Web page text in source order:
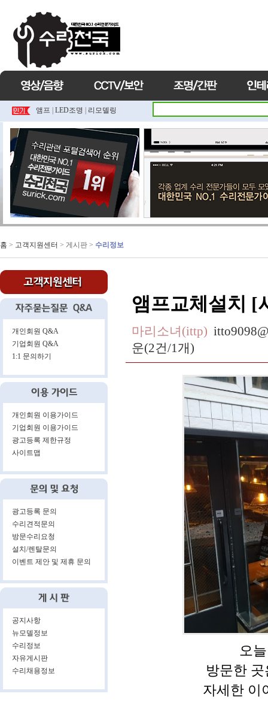
앰프 LED조명 리모델링
홈 > 고객지원센터 > 게시판 > 수리정보
개인회원 Q&A
기업회원 Q&A
1:1 문의하기
개인회원 이용가이드
기업회원 이용가이드
광고등록 제한규정
사이트맵
광고등록 문의
수리견적문의
방문수리요청
설치/렌탈문의
이벤트 제안 및 제휴 문의
공지사항
뉴모델정보
수리정보
자유게시판
수리채용정보
앰프교체설치 [
마리소녀(ittp)
운(2건/1개)
오
방문한
자세한 이